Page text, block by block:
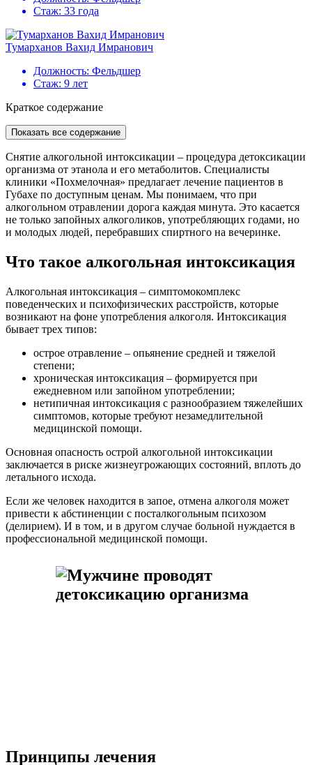
Стаж: 33 года
Тумарханов Вахид Имранович
Должность: Фельдшер
Стаж: 9 лет
Краткое содержание
Показать все содержание
Снятие алкогольной интоксикации – процедура детоксикации
организма от этанола и его метаболитов. Специалисты
клиники «Похмелочная» предлагает лечение пациентов в
Губахе по доступным ценам. Мы понимаем, что при
алкогольном отравлении дорога каждая минута. Это касается
не только запойных алкоголиков, употребляющих годами, но
и молодых людей, перебравших спиртного на вечеринке.
Что такое алкогольная интоксикация
Алкогольная интоксикация – симптомокомплекс
поведенческих и психофизических расстройств, которые
возникают на фоне употребления алкоголя. Интоксикация
бывает трех типов:
острое отравление – опьянение средней и тяжелой
степени;
хроническая интоксикация – формируется при
ежедневном или запойном употреблении;
нетипичная интоксикация с разнообразием тяжелейших
симптомов, которые требуют незамедлительной
медицинской помощи.
Основная опасность острой алкогольной интоксикации
заключается в риске жизнеугрожающих состояний, вплоть до
летального исхода.
Если же человек находится в запое, отмена алкоголя может
привести к абстиненции с посталкогольным психозом
(делирием). И в том, и в другом случае больной нуждается в
профессиональной медицинской помощи.
Принципы лечения